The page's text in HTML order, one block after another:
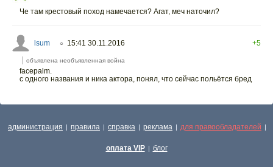
Че там крестовый поход намечается? Агат, меч наточил?
lsum ○ 15:41 30.11.2016 +5
объявлена необъявленная война
facepalm.
с одного названия и ника актора, понял, что сейчас польётся бред
администрация | правила | справка | реклама | для правообладателей |
оплата VIP | блог